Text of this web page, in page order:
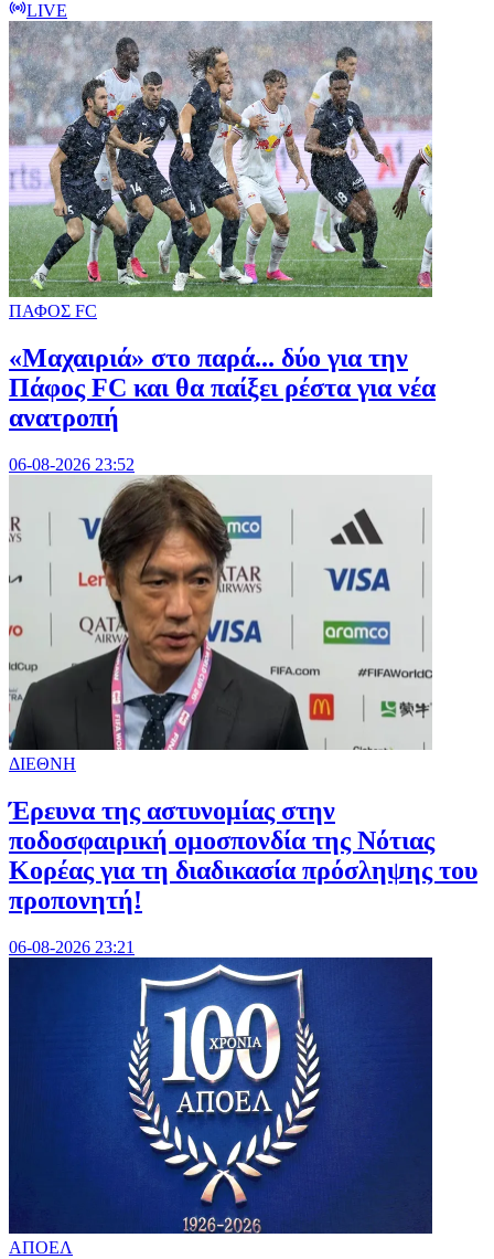
LIVE
ΠΑΦΟΣ FC
«Μαχαιριά» στο παρά... δύο για την
Πάφος FC και θα παίξει ρέστα για νέα
ανατροπή
06-08-2026 23:52
ΔΙΕΘΝΗ
Έρευνα της αστυνομίας στην
ποδοσφαιρική ομοσπονδία της Νότιας
Κορέας για τη διαδικασία πρόσληψης του
προπονητή!
06-08-2026 23:21
ΑΠΟΕΛ